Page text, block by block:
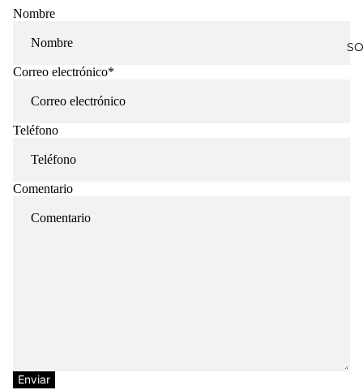
Nombre
Correo electrónico*
Teléfono
Comentario
Enviar